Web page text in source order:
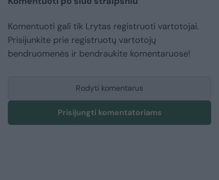
Komentuoti gali tik Lrytas registruoti vartotojai.
Prisijunkite prie registruotų vartotojų
bendruomenės ir bendraukite komentaruose!
Rodyti komentarus
Prisijungti komentatoriams